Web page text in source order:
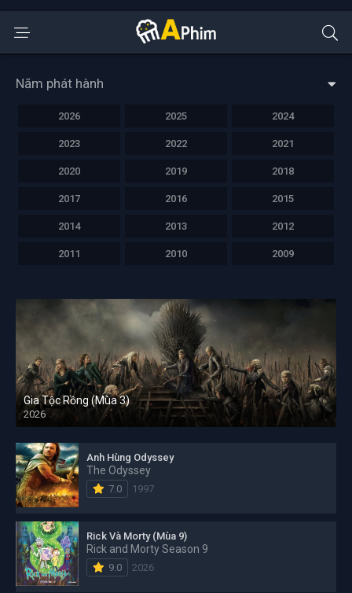
Năm phát hành
2026 2025 2024
2023 2022 2021
2020 2019 2018
2017 2016 2015
2014 2013 2012
2011 2010 2009
Gia Tộc Rồng (Mùa 3)
2026
Anh Hùng Odyssey
The Odyssey
7.0 1997
Rick Và Morty (Mùa 9)
Rick and Morty Season 9
9.0 2026